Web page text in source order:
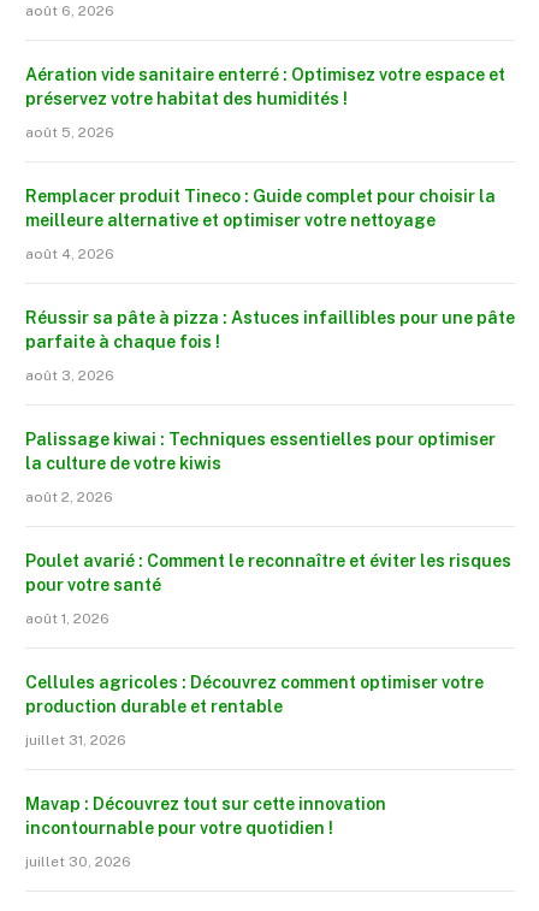
août 6, 2026
Aération vide sanitaire enterré : Optimisez votre espace et
préservez votre habitat des humidités !
août 5, 2026
Remplacer produit Tineco : Guide complet pour choisir la
meilleure alternative et optimiser votre nettoyage
août 4, 2026
Réussir sa pâte à pizza : Astuces infaillibles pour une pâte
parfaite à chaque fois !
août 3, 2026
Palissage kiwai : Techniques essentielles pour optimiser
la culture de votre kiwis
août 2, 2026
Poulet avarié : Comment le reconnaître et éviter les risques
pour votre santé
août 1, 2026
Cellules agricoles : Découvrez comment optimiser votre
production durable et rentable
juillet 31, 2026
Mavap : Découvrez tout sur cette innovation
incontournable pour votre quotidien !
juillet 30, 2026